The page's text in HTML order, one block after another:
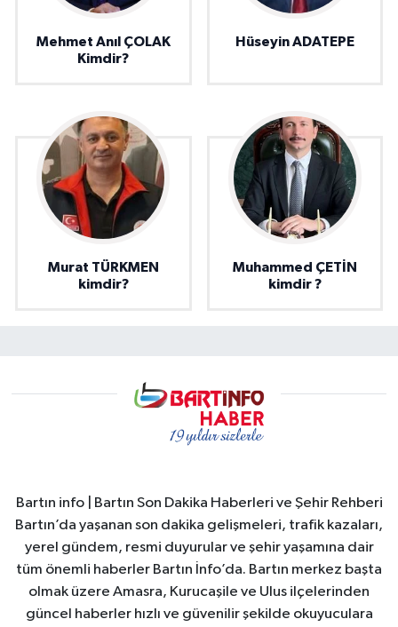
Mehmet Anıl ÇOLAK
Kimdir?
Hüseyin ADATEPE
Murat TÜRKMEN
kimdir?
Muhammed ÇETİN
kimdir ?
Bartın info | Bartın Son Dakika Haberleri ve Şehir Rehberi
Bartın’da yaşanan son dakika gelişmeleri, trafik kazaları,
yerel gündem, resmi duyurular ve şehir yaşamına dair
tüm önemli haberler Bartın İnfo’da. Bartın merkez başta
olmak üzere Amasra, Kurucaşile ve Ulus ilçelerinden
güncel haberler hızlı ve güvenilir şekilde okuyuculara